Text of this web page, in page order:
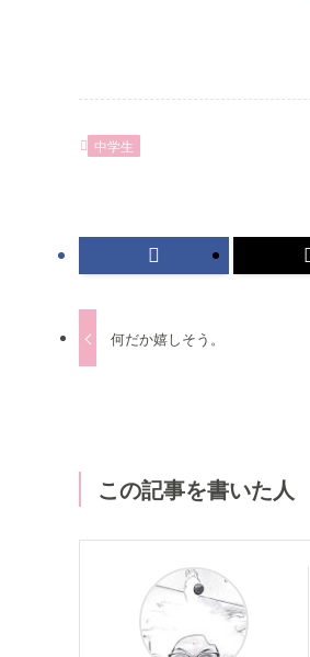
中学生
何だか嬉しそう。
この記事を書いた人